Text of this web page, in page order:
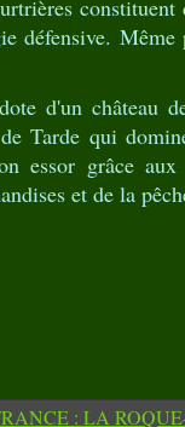
constituent
défensive.
d'un château
Tarde qui
essor grâce
et de la